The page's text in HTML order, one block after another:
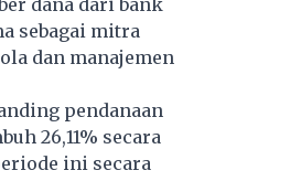
dana dari bank
sebagai mitra
dan manajemen
pendanaan
26,11% secara
ini secara